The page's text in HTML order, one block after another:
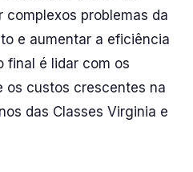
complexos problemas da
e aumentar a eficiência
final é lidar com os
os custos crescentes na
das Classes Virginia e